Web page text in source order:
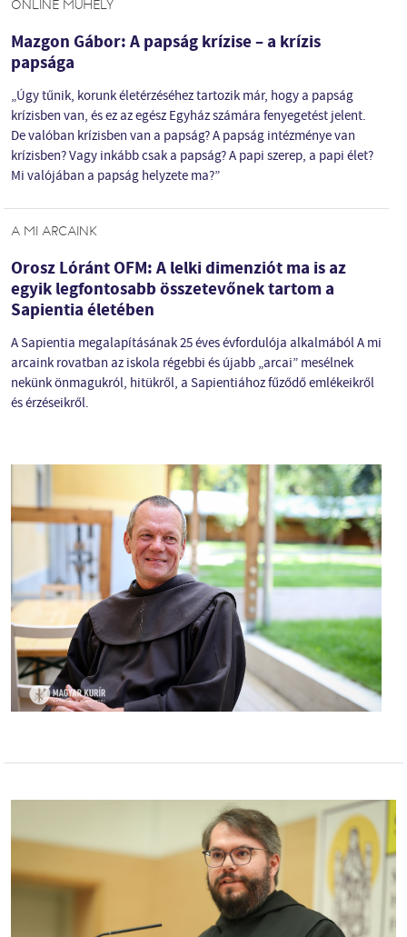
ONLINE MŰHELY
Mazgon Gábor: A papság krízise – a krízis
papsága
„Úgy tűnik, korunk életérzéséhez tartozik már, hogy a papság
krízisben van, és ez az egész Egyház számára fenyegetést jelent.
De valóban krízisben van a papság? A papság intézménye van
krízisben? Vagy inkább csak a papság? A papi szerep, a papi élet?
Mi valójában a papság helyzete ma?”
A MI ARCAINK
Orosz Lóránt OFM: A lelki dimenziót ma is az
egyik legfontosabb összetevőnek tartom a
Sapientia életében
A Sapientia megalapításának 25 éves évfordulója alkalmából A mi
arcaink rovatban az iskola régebbi és újabb „arcai” mesélnek
nekünk önmagukról, hitükről, a Sapientiához fűződő emlékeikről
és érzéseikről.